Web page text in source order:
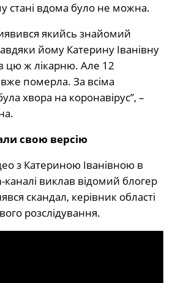
стані вдома було не можна.
якийсь знайомий
йому Катерину Іванівну
цю ж лікарню. Але 12
померла. За всіма
хвора на коронавірус”, –
свою версію
з Катериною Іванівною в
виклав відомий блогер
скандал, керівник області
розслідування.